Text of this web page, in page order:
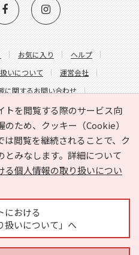
トを閲覧する際のサービス向
ため、クッキー（Cookie）
閲覧を継続されることで、ク
とみなします。詳細について
る個人情報の取り扱いについ
における
扱いについて」へ
お気に入り
ヘルプ
いについて
運営会社
に関するお問い合わせ
するお問い合わせ
All Rights Reserved.